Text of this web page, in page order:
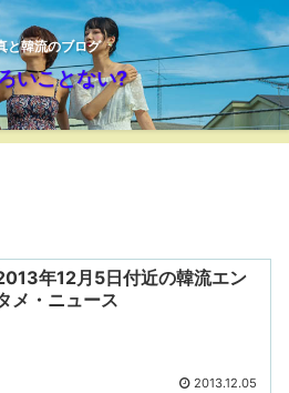
と韓流のブログ
いことない?
年12月5日付近の韓流エン
メ・ニュース
2013.12.05